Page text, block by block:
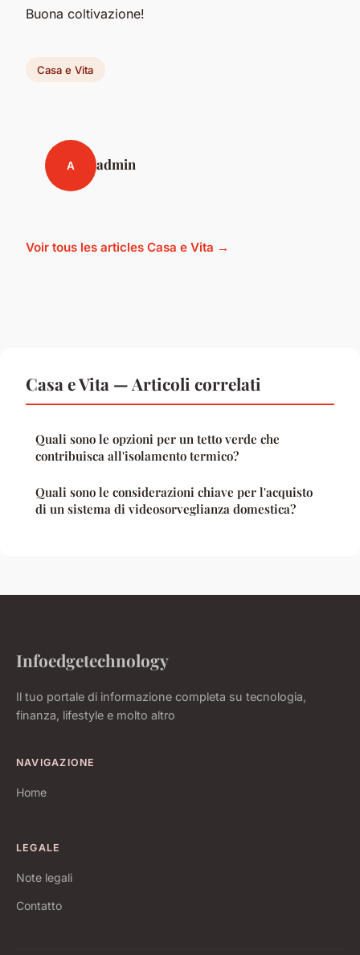
Buona coltivazione!
Casa e Vita
A admin
Voir tous les articles Casa e Vita →
Casa e Vita — Articoli correlati
Quali sono le opzioni per un tetto verde che
contribuisca all'isolamento termico?
Quali sono le considerazioni chiave per l'acquisto
di un sistema di videosorveglianza domestica?
Infoedgetechnology
Il tuo portale di informazione completa su tecnologia,
finanza, lifestyle e molto altro
NAVIGAZIONE
Home
LEGALE
Note legali
Contatto